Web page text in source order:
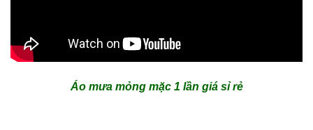
Áo mưa mỏng mặc 1 lần giá sỉ rẻ